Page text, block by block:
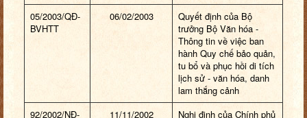
05/2003/QĐ-
BVHTT
06/02/2003
Quyết định của Bộ
trưởng Bộ Văn hóa -
Thông tin về việc ban
hành Quy chế bảo quản,
tu bổ và phục hồi di tích
lịch sử - văn hóa, danh
lam thắng cảnh
92/2002/NĐ-
11/11/2002
Nghị định của Chính phủ